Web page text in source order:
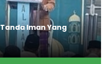
Iman Yang